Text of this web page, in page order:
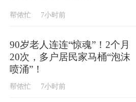
帮侬忙 7小时前
90岁老人连连“惊魂”！2个月
20次，多户居民家马桶“泡沫
喷涌”！
帮侬忙 7小时前